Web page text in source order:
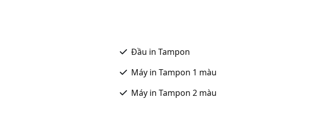
Đầu in Tampon
Máy in Tampon 1 màu
Máy in Tampon 2 màu